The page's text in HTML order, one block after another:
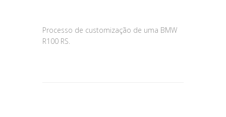
Processo de customização de uma BMW
R100 RS.